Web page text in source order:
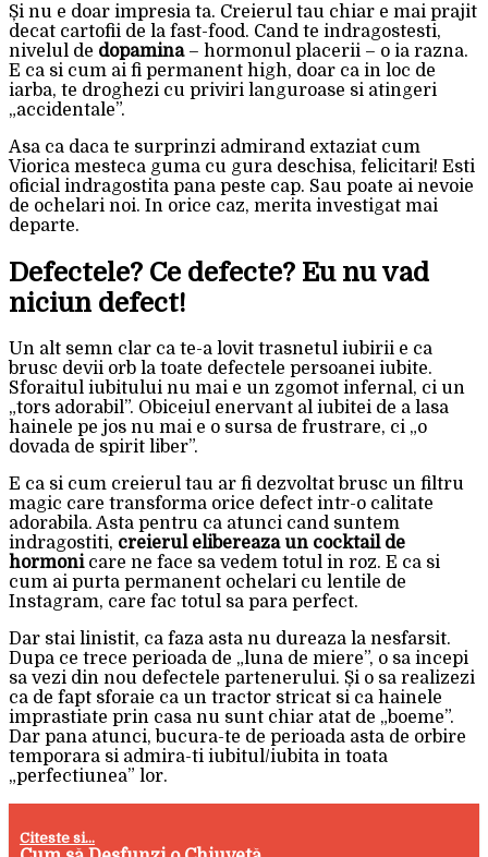
Și nu e doar impresia ta. Creierul tau chiar e mai prajit
decat cartofii de la fast-food. Cand te indragostesti,
nivelul de dopamina– hormonul placerii – o ia razna.
E ca si cum ai fi permanent high, doar ca in loc de
iarba, te droghezi cu priviri languroase si atingeri
„accidentale”.
Asa ca daca te surprinzi admirand extaziat cum
Viorica mesteca guma cu gura deschisa, felicitari! Esti
oficial indragostita pana peste cap. Sau poate ai nevoie
de ochelari noi. In orice caz, merita investigat mai
departe.
Defectele? Ce defecte? Eu nu vad
niciun defect!
Un alt semn clar ca te-a lovit trasnetul iubirii e ca
brusc devii orb la toate defectele persoanei iubite.
Sforaitul iubitului nu mai e un zgomot infernal, ci un
„tors adorabil”. Obiceiul enervant al iubitei de a lasa
hainele pe jos nu mai e o sursa de frustrare, ci „o
dovada de spirit liber”.
E ca si cum creierul tau ar fi dezvoltat brusc un filtru
magic care transforma orice defect intr-o calitate
adorabila. Asta pentru ca atunci cand suntem
indragostiti, creierul elibereaza un cocktail de
hormonicare ne face sa vedem totul in roz. E ca si
cum ai purta permanent ochelari cu lentile de
Instagram, care fac totul sa para perfect.
Dar stai linistit, ca faza asta nu dureaza la nesfarsit.
Dupa ce trece perioada de „luna de miere”, o sa incepi
sa vezi din nou defectele partenerului. Și o sa realizezi
ca de fapt sforaie ca un tractor stricat si ca hainele
imprastiate prin casa nu sunt chiar atat de „boeme”.
Dar pana atunci, bucura-te de perioada asta de orbire
temporara si admira-ti iubitul/iubita in toata
„perfectiunea” lor.
Citeste si...